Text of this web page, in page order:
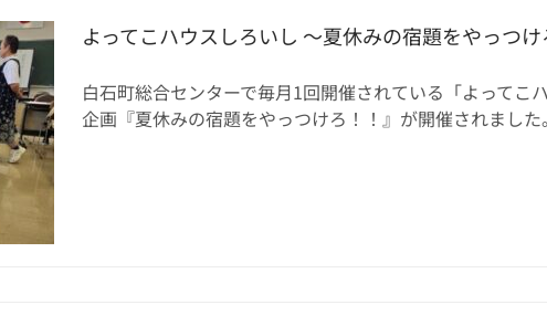
よってこハウスしろいし ～夏休みの宿題をやっつ
白石町総合センターで毎月1回開催されている「よってこ
企画『夏休みの宿題をやっつけろ！！』が開催されまし